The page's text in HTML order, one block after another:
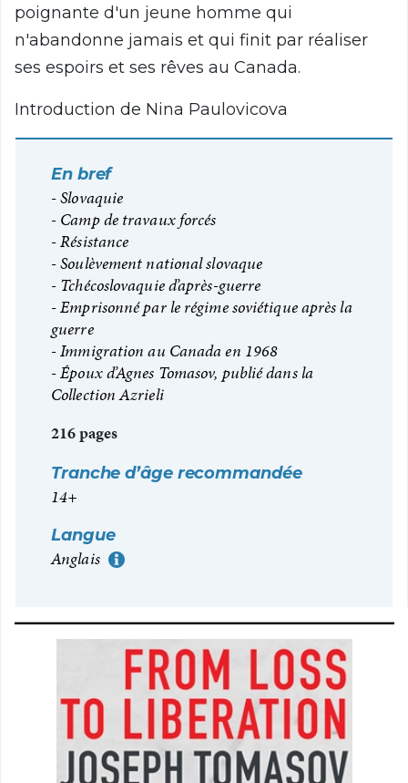
poignante d'un jeune homme qui
n'abandonne jamais et qui finit par réaliser
ses espoirs et ses rêves au Canada.
Introduction de Nina Paulovicova
En bref
Slovaquie
Camp de travaux forcés
Résistance
Soulèvement national slovaque
Tchécoslovaquie d’après-guerre
Emprisonné par le régime soviétique après la
guerre
Immigration au Canada en 1968
Époux d’Agnes Tomasov, publié dans la
Collection Azrieli
216 pages
Tranche d’âge recommandée
14+
Langue
Anglais